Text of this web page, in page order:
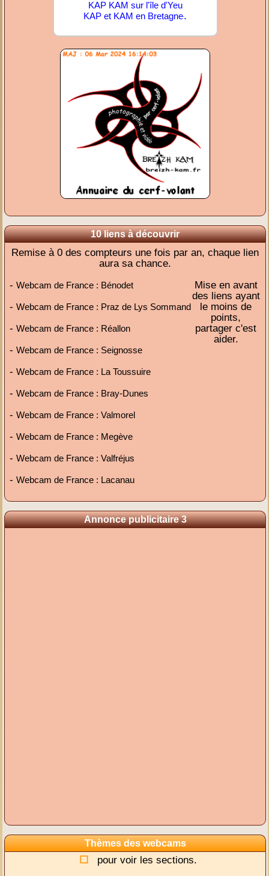
KAP KAM sur l'île d'Yeu
KAP et KAM en Bretagne.
10 liens à découvrir
Remise à 0 des compteurs une fois par an, chaque lien
aura sa chance.
-Webcam de France : Bénodet
-Webcam de France : Praz de Lys Sommand
-Webcam de France : Réallon
-Webcam de France : Seignosse
-Webcam de France : La Toussuire
-Webcam de France : Bray-Dunes
-Webcam de France : Valmorel
-Webcam de France : Megève
-Webcam de France : Valfréjus
-Webcam de France : Lacanau
Mise en avant
des liens ayant
le moins de
points,
partager c'est
aider.
Annonce publicitaire 3
Thèmes des webcams
pour voir les sections.